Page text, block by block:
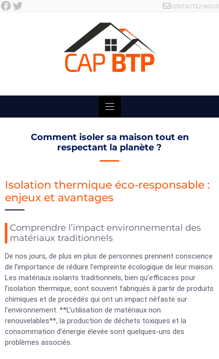
Skip
Facebook Twitter CONTACTEZ-NOUS
Comment isoler sa maison tout en
respectant la planète ?
Isolation thermique éco-responsable :
enjeux et avantages
Comprendre l’impact environnemental des
matériaux traditionnels
De nos jours, de plus en plus de personnes prennent conscience
de l’importance de réduire l’empreinte écologique de leur maison.
Les matériaux isolants traditionnels, bien qu’efficaces pour
l’isolation thermique, sont souvent fabriqués à partir de produits
chimiques et de procédés qui ont un impact néfaste sur
l’environnement. **L’utilisation de matériaux non
renouvelables**, la production de déchets toxiques et la
consommation d’énergie élevée sont quelques-uns des
problèmes associés.